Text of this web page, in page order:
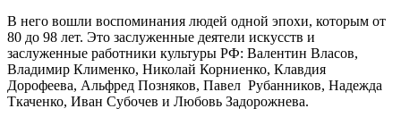
В него вошли воспоминания людей одной эпохи, которым от
80 до 98 лет. Это заслуженные деятели искусств и
заслуженные работники культуры РФ: Валентин Власов,
Владимир Клименко, Николай Корниенко, Клавдия
Дорофеева, Альфред Позняков, Павел Рубанников, Надежда
Ткаченко, Иван Субочев и Любовь Задорожнева.